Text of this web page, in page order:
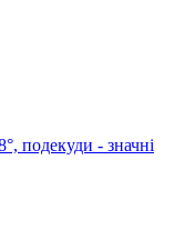
подекуди - значні